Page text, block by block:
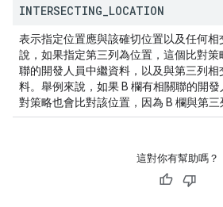
INTERSECTING LOCATION
表示指定位置應與該確切位置以及任何相
說，如果指定第三列為位置，這個比對
聯的開發人員中繼資料，以及與第三列
料。舉例來說，如果 B 欄有相關聯的開
對策略也會比對該位置，因為 B 欄與第三
這對你有幫助嗎？